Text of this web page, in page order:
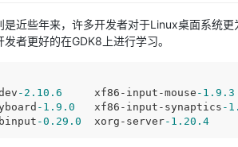
近些年来，许多开发者对于Linux桌面系统
者更好的在GDK8上进行学习。
-2.10 .6
     xf86-input-mouse
-1.9 .3
-1.9 .0
   xf86-input-synaptics
-
-0.29 .0
  xorg-server
-1.20 .4